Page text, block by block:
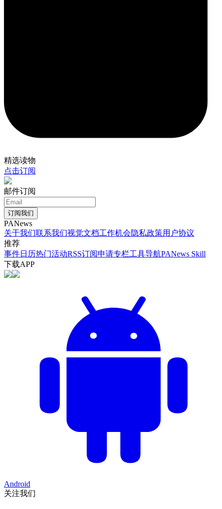
精选读物
点击订阅
邮件订阅
订阅我们
PANews
关于我们联系我们视觉文档工作机会隐私政策用户协议
推荐
事件日历热门活动RSS订阅申请专栏工具导航PANews Skill
下载APP
Android
关注我们